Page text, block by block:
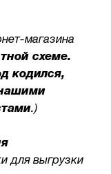
магазина
схеме.
кодился,
.)
для выгрузки